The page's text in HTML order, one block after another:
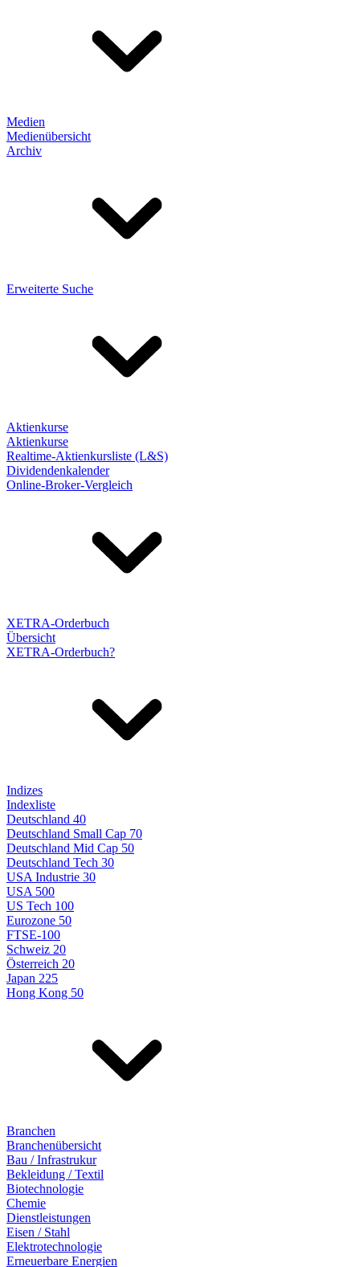
Medien
Medienübersicht
Archiv
Erweiterte Suche
Aktienkurse
Aktienkurse
Realtime-Aktienkursliste (L&S)
Dividendenkalender
Online-Broker-Vergleich
XETRA-Orderbuch
Übersicht
XETRA-Orderbuch?
Indizes
Indexliste
Deutschland 40
Deutschland Small Cap 70
Deutschland Mid Cap 50
Deutschland Tech 30
USA Industrie 30
USA 500
US Tech 100
Eurozone 50
FTSE-100
Schweiz 20
Österreich 20
Japan 225
Hong Kong 50
Branchen
Branchenübersicht
Bau / Infrastrukur
Bekleidung / Textil
Biotechnologie
Chemie
Dienstleistungen
Eisen / Stahl
Elektrotechnologie
Erneuerbare Energien